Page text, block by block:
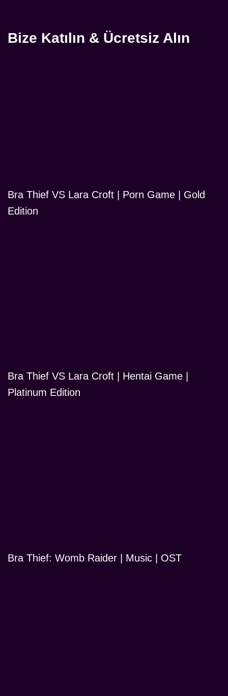
Bize Katılın & Ücretsiz Alın
Bra Thief VS Lara Croft | Porn Game | Gold
Edition
Bra Thief VS Lara Croft | Hentai Game |
Platinum Edition
Bra Thief: Womb Raider | Music | OST